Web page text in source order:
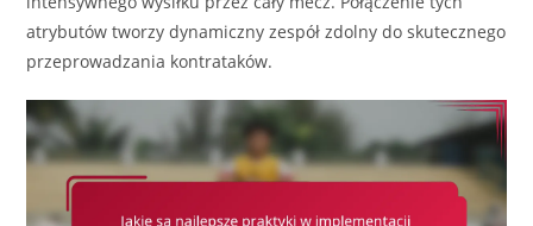
atrybutów tworzy dynamiczny zespół zdolny do skutecznego
przeprowadzania kontrataków.